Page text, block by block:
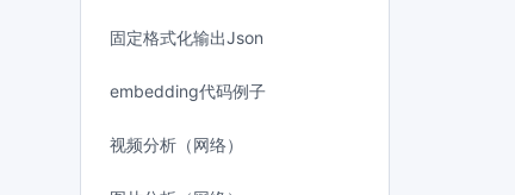
固定格式化输出Json
embedding代码例子
视频分析（网络）